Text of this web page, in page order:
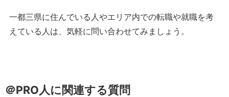
一都三県に住んでいる人やエリア内での転職や就職を考
えている人は、気軽に問い合わせてみましょう。
＠PRO人に関連する質問